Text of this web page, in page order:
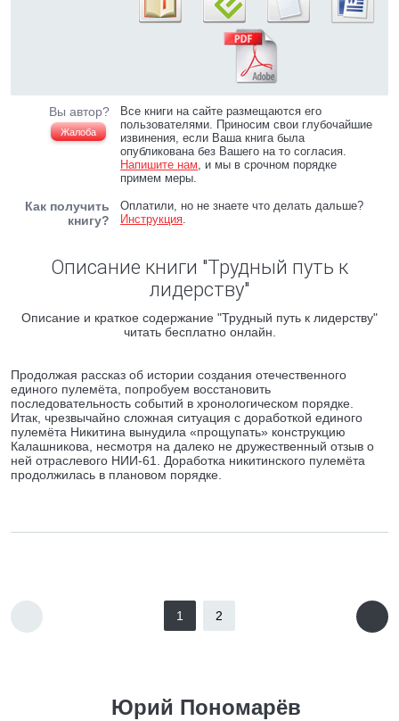
Вы автор?
Жалоба
Все книги на сайте размещаются его
пользователями. Приносим свои глубочайшие
извинения, если Ваша книга была
опубликована без Вашего на то согласия.
Напишите нам, и мы в срочном порядке
примем меры.
Как получить
книгу?
Оплатили, но не знаете что делать дальше?
Инструкция.
Описание книги "Трудный путь к
лидерству"
Описание и краткое содержание "Трудный путь к лидерству"
читать бесплатно онлайн.
Продолжая рассказ об истории создания отечественного
единого пулемёта, попробуем восстановить
последовательность событий в хронологическом порядке.
Итак, чрезвычайно сложная ситуация с доработкой единого
пулемёта Никитина вынудила «прощупать» конструкцию
Калашникова, несмотря на далеко не дружественный отзыв о
ней отраслевого НИИ-61. Доработка никитинского пулемёта
продолжилась в плановом порядке.
1 2
Юрий Пономарёв